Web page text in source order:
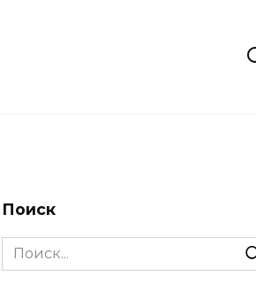
Поиск
Search
for: